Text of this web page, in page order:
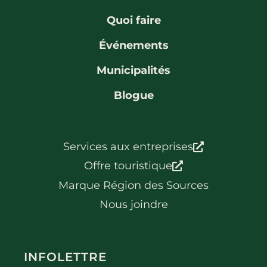
Bénévolat
Communauté d’affaires
Travailleurs autonomes
Coups de cœur
Itinéraires
Pédalez!
Blogue
Quoi faire
Événements
Municipalités
Blogue
Services aux entreprises
Offre touristique
Marque Région des Sources
Nous joindre
INFOLETTRE